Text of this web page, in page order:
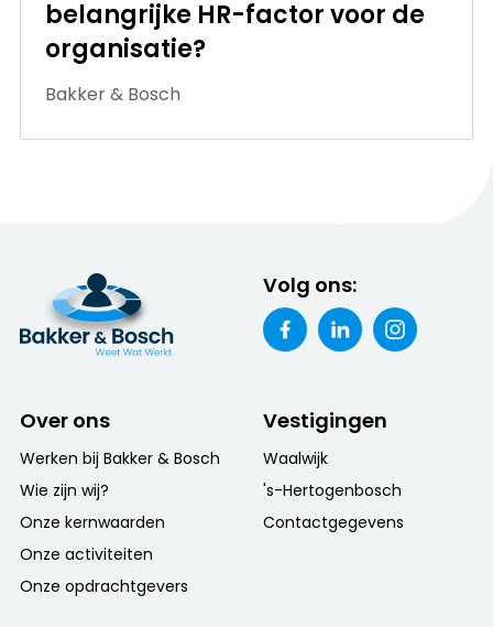
belangrijke HR-factor voor de
organisatie?
Bakker & Bosch
Volg ons:
Over ons
Werken bij Bakker & Bosch
Wie zijn wij?
Onze kernwaarden
Onze activiteiten
Onze opdrachtgevers
Vestigingen
Waalwijk
's-Hertogenbosch
Contactgegevens